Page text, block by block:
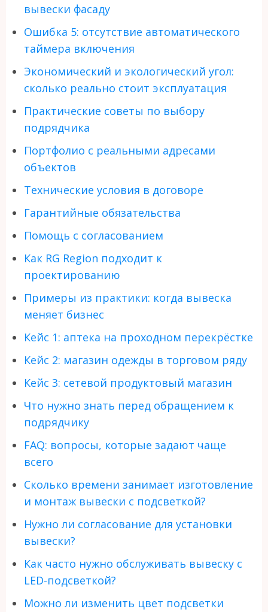
вывески фасаду
Ошибка 5: отсутствие автоматического
таймера включения
Экономический и экологический угол:
сколько реально стоит эксплуатация
Практические советы по выбору
подрядчика
Портфолио с реальными адресами
объектов
Технические условия в договоре
Гарантийные обязательства
Помощь с согласованием
Как RG Region подходит к
проектированию
Примеры из практики: когда вывеска
меняет бизнес
Кейс 1: аптека на проходном перекрёстке
Кейс 2: магазин одежды в торговом ряду
Кейс 3: сетевой продуктовый магазин
Что нужно знать перед обращением к
подрядчику
FAQ: вопросы, которые задают чаще
всего
Сколько времени занимает изготовление
и монтаж вывески с подсветкой?
Нужно ли согласование для установки
вывески?
Как часто нужно обслуживать вывеску с
LED-подсветкой?
Можно ли изменить цвет подсветки